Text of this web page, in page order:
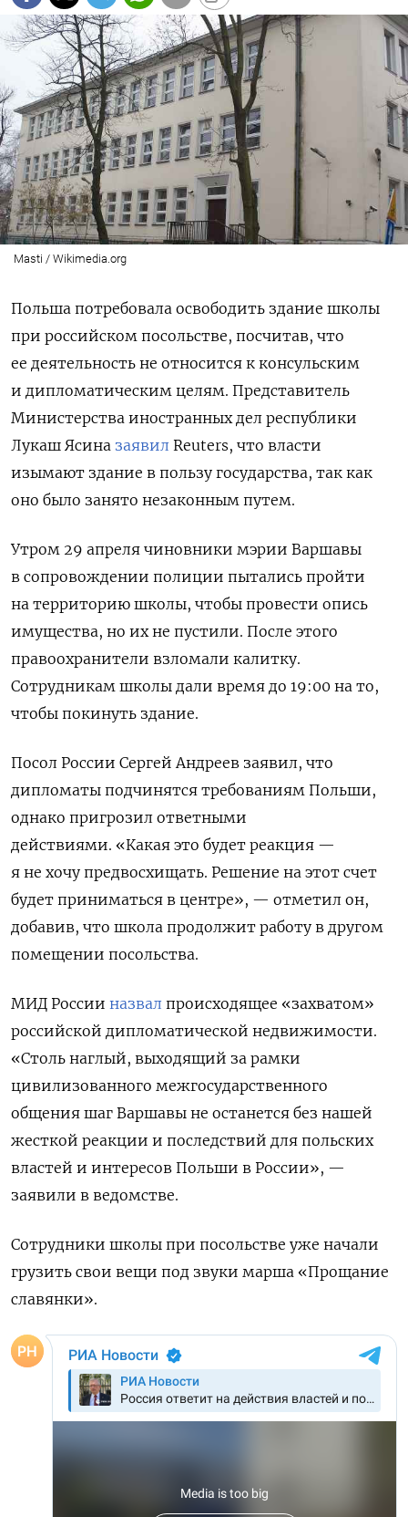
Masti / Wikimedia.org
Польша потребовала освободить здание школы
при российском посольстве, посчитав, что
ее деятельность не относится к консульским
и дипломатическим целям. Представитель
Министерства иностранных дел республики
Лукаш Ясина заявил Reuters, что власти
изымают здание в пользу государства, так как
оно было занято незаконным путем.
Утром 29 апреля чиновники мэрии Варшавы
в сопровождении полиции пытались пройти
на территорию школы, чтобы провести опись
имущества, но их не пустили. После этого
правоохранители взломали калитку.
Сотрудникам школы дали время до 19:00 на то,
чтобы покинуть здание.
Посол России Сергей Андреев заявил, что
дипломаты подчинятся требованиям Польши,
однако пригрозил ответными
действиями. «Какая это будет реакция —
я не хочу предвосхищать. Решение на этот счет
будет приниматься в центре», — отметил он,
добавив, что школа продолжит работу в другом
помещении посольства.
МИД России назвал происходящее «захватом»
российской дипломатической недвижимости.
«Столь наглый, выходящий за рамки
цивилизованного межгосударственного
общения шаг Варшавы не останется без нашей
жесткой реакции и последствий для польских
властей и интересов Польши в России», —
заявили в ведомстве.
Сотрудники школы при посольстве уже начали
грузить свои вещи под звуки марша «Прощание
славянки».